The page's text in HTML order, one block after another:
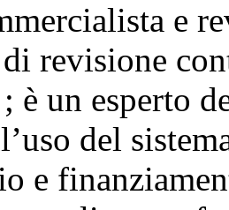
e
di revisione
è un esperto
del
e